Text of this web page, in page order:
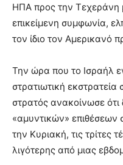
ΗΠΑ προς την Τεχεράνη
επικείμενη συμφωνία,
τον ίδιο τον Αμερικανό
Την ώρα που το Ισραήλ
στρατιωτική
στρατός ανακοίνωσε
«αμυντικών» επιθέσεων
την Κυριακή, τις τρίτες
λιγότερης από μιας